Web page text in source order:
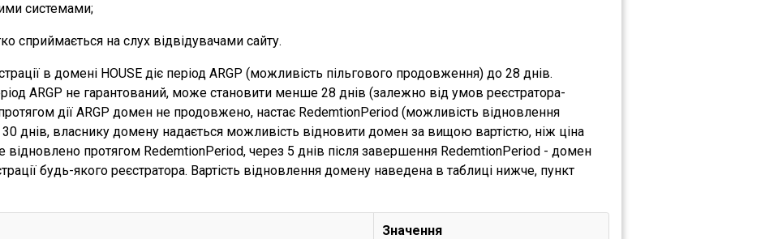
системами;
сприймається на слух відвідувачами сайту.
в домені HOUSE діє період ARGP (можливість пільгового продовження) до 28 днів.
ARGP не гарантований, може становити менше 28 днів (залежно від умов реєстратора-
дії ARGP домен не продовжено, настає RedemtionPeriod (можливість відновлення
днів, власнику домену надається можливість відновити домен за вищою вартістю, ніж ціна
протягом RedemtionPeriod, через 5 днів після завершення RedemtionPeriod - домен
будь-якого реєстратора. Вартість відновлення домену наведена в таблиці нижче, пункт
Значення